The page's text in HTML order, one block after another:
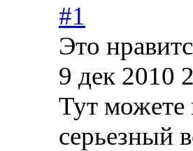
#1
Это
9 дек 2010
Тут
серьезный